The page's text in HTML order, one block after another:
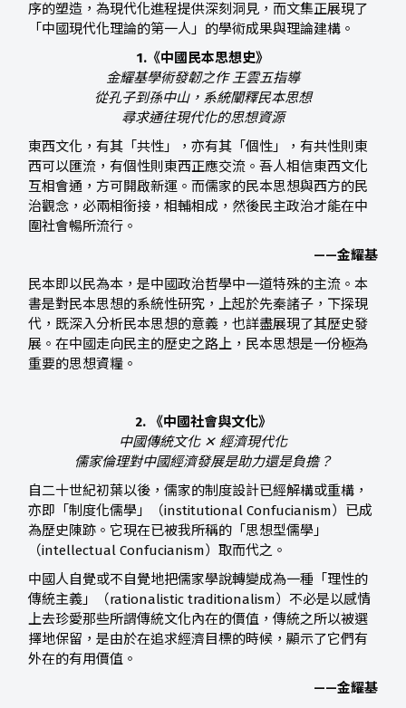
序的塑造，為現代化進程提供深刻洞見，而文集正展現了
「中國現代化理論的第一人」的學術成果與理論建構。
1.《中國民本思想史》
金耀基學術發韌之作 王雲五指導
從孔子到孫中山，系統闡釋民本思想
尋求通往現代化的思想資源
東西文化，有其「共性」，亦有其「個性」，有共性則東
西可以匯流，有個性則東西正應交流。吾人相信東西文化
互相會通，方可開啟新運。而儒家的民本思想與西方的民
治觀念，必兩相銜接，相輔相成，然後民主政治才能在中
圍社會暢所流行。
——金耀基
民本即以民為本，是中國政治哲學中一道特殊的主流。本
書是對民本思想的系統性研究，上起於先秦諸子，下探現
代，既深入分析民本思想的意義，也詳盡展現了其歷史發
展。在中國走向民主的歷史之路上，民本思想是一份極為
重要的思想資糧。
2. 《中國社會與文化》
中國傳統文化 ✕ 經濟現代化
儒家倫理對中國經濟發展是助力還是負擔？
自二十世紀初葉以後，儒家的制度設計已經解構或重構，
亦即「制度化儒學」（institutional Confucianism）已成
為歷史陳跡。它現在已被我所稱的「思想型儒學」
（intellectual Confucianism）取而代之。
中國人自覺或不自覺地把儒家學說轉變成為一種「理性的
傳統主義」（rationalistic traditionalism）不必是以感情
上去珍愛那些所謂傳統文化內在的價值，傳統之所以被選
擇地保留，是由於在追求經濟目標的時候，顯示了它們有
外在的有用價值。
——金耀基